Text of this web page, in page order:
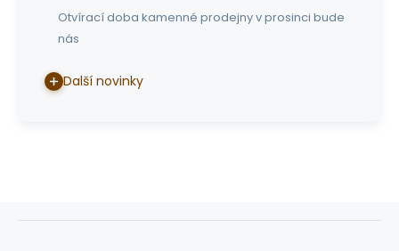
Otvírací doba kamenné prodejny v prosinci bude
nás
Další novinky